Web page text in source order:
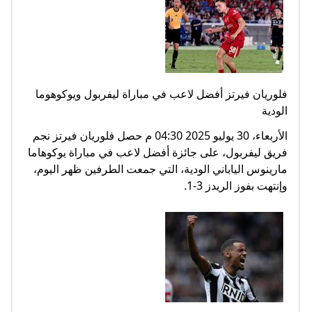
فلوريان فيرتز أفضل لاعب في مباراة ليفربول ويوكوهوما
الودية
الأربعاء، 30 يوليو 2025 04:30 م حصل فلوريان فيرتز نجم
فريق ليفربول، على جائزة أفضل لاعب في مباراة يوكوهاما
مارينوس الياباني الودية، التي جمعت الطرفين ظهر اليوم،
وإنتهت بفوز الريدز 3-1.